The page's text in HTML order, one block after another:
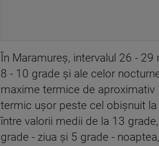
În Maramureş, intervalul 26 -
8 - 10 grade şi ale celor
maxime termice de
termic uşor peste cel obişnuit
între valorii medii de la 13
grade - ziua şi 5 grade -